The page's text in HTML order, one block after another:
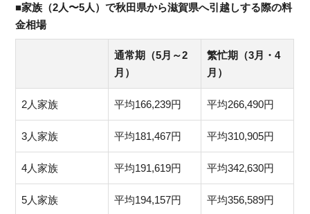
■家族（2人〜5人）で秋田県から滋賀県へ引越しする際の料
金相場
通常期（5月～2
月）
繁忙期（3月・4
月）
2人家族 平均166,239円 平均266,490円
3人家族 平均181,467円 平均310,905円
4人家族 平均191,619円 平均342,630円
5人家族 平均194,157円 平均356,589円